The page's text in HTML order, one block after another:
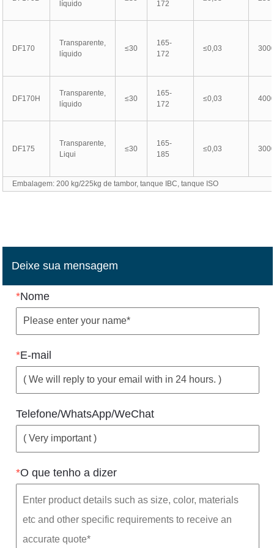
líquido
172
DF170
Transparente,
líquido
≤30
165-
172
≤0,03
DF170H
Transparente,
líquido
≤30
165-
172
≤0,03
DF175
Transparente,
Liqui
≤30
165-
185
≤0,03
Embalagem: 200 kg/225kg de tambor, tanque IBC, tanque ISO
Deixe sua mensagem
*Nome
*E-mail
Telefone/WhatsApp/WeChat
*O que tenho a dizer